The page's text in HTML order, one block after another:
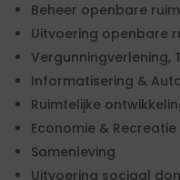
Beheer openbare
Uitvoering openbare
Vergunningverlening,
Informatisering &
Ruimtelijke
Economie & Recreatie
Samenleving
Uitvoering sociaal